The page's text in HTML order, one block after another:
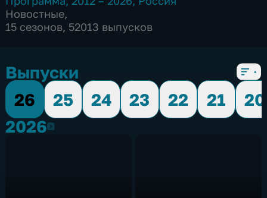
Новостные,
15 сезонов, 52013 выпусков
Выпуски
26
25 24 23 22 21
20
20262026